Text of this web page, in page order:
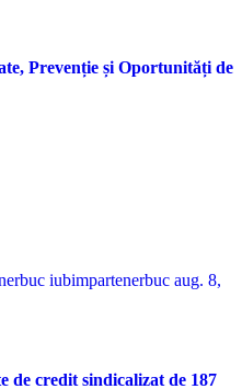
Prevenție și Oportunități de
iubimpartenerbuc aug. 8,
de credit sindicalizat de 187